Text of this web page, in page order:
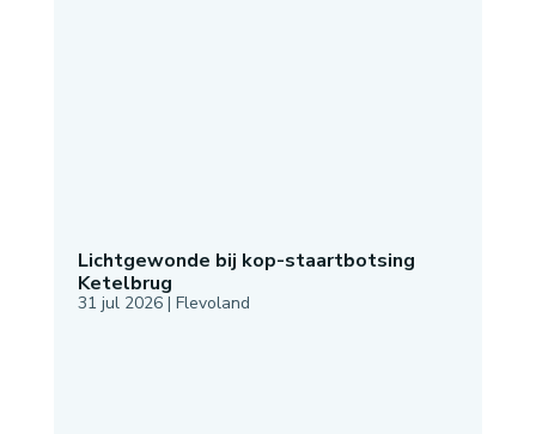
Lichtgewonde bij kop-staartbotsing
Ketelbrug
31 jul 2026| Flevoland